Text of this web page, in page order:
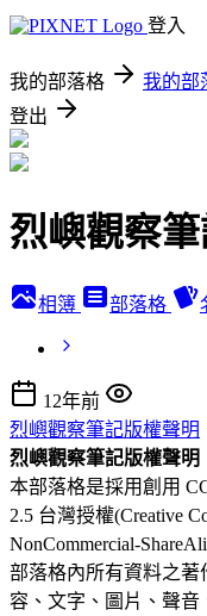
登入
我的部落格 我的部
登出
烈嶼觀察
相簿 部落格
12年前
烈嶼觀察筆記版權聲明
烈嶼觀察筆記版權聲明
本部落格是採用創用
2.5 台灣授權(Creative
NonCommercial-
部落格內所有資料之
容、文字、圖片、聲音